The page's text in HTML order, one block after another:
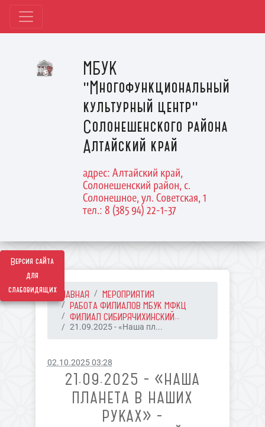
Версия сайта
для
слабовидящих
МБУК
"Многофункциональный
культурный центр"
Солонешенского района
Алтайский край
адрес: Алтайский край,
Солонешенский район, с.
Солонешное, ул. Советская, 1
тел.: 8 (385 94) 22-1-37
ГЛАВНАЯ
МЕРОПРИЯТИЯ
РАБОТА ФИЛИАЛОВ МБУК МФКЦ
ФИЛИАЛ СИБИРЯЧИХИНСКИЙ...
21.09.2025 - «Наша пл...
02.10.2025 03:28
21.09.2025 - «НАША
ПЛАНЕТА В НАШИХ
РУКАХ» -